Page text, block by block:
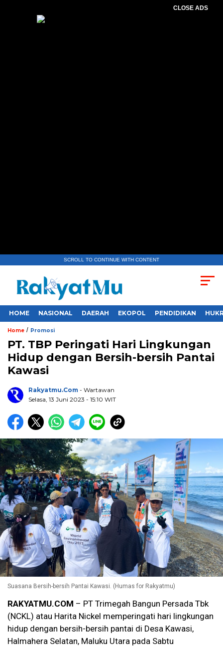
CLOSE ADS
SCROLL TO CONTINUE WITH CONTENT
HOME NASIONAL DAERAH EKOPOL PENDIDIKAN
Home / Promosi
PT. TBP Peringati Hari Lingkungan
Hidup dengan Bersih-bersih Pantai
Kawasi
Rakyatmu.com - Wartawan
Selasa, 13 Juni 2023 - 15:10 WIT
Suasana Bersih-bersih Pantai Kawasi. (Humas for Rakyatmu)
RAKYATMU.COM – PT Trimegah Bangun Persada Tbk
(NCKL) atau Harita Nickel memperingati hari lingkungan
hidup dengan bersih-bersih pantai di Desa Kawasi,
Halmahera Selatan, Maluku Utara pada Sabtu